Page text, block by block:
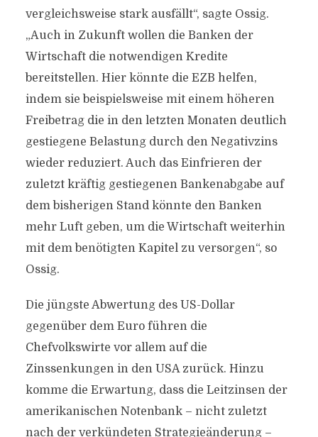
vergleichsweise stark ausfällt“, sagte Ossig.
„Auch in Zukunft wollen die Banken der
Wirtschaft die notwendigen Kredite
bereitstellen. Hier könnte die EZB helfen,
indem sie beispielsweise mit einem höheren
Freibetrag die in den letzten Monaten deutlich
gestiegene Belastung durch den Negativzins
wieder reduziert. Auch das Einfrieren der
zuletzt kräftig gestiegenen Bankenabgabe auf
dem bisherigen Stand könnte den Banken
mehr Luft geben, um die Wirtschaft weiterhin
mit dem benötigten Kapitel zu versorgen“, so
Ossig.
Die jüngste Abwertung des US-Dollar
gegenüber dem Euro führen die
Chefvolkswirte vor allem auf die
Zinssenkungen in den USA zurück. Hinzu
komme die Erwartung, dass die Leitzinsen der
amerikanischen Notenbank – nicht zuletzt
nach der verkündeten Strategieänderung –